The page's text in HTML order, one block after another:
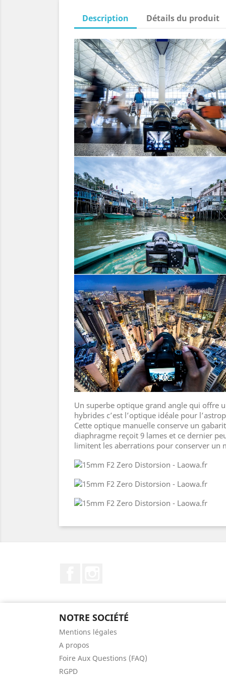
Description Détails du produit
Un superbe optique grand angle qui offre
hybrides c’est l’optique idéale pour
Cette optique manuelle conserve un
diaphragme reçoit 9 lames et ce dernier
limitent les aberrations pour conserver un
NOTRE SOCIÉTÉ
Mentions légales
A propos
Foire Aux Questions (FAQ)
RGPD